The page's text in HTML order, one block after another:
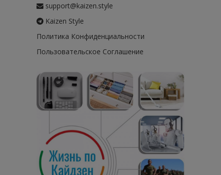
support@kaizen.style
Kaizen Style
Политика Конфиденциальности
Пользовательское Соглашение